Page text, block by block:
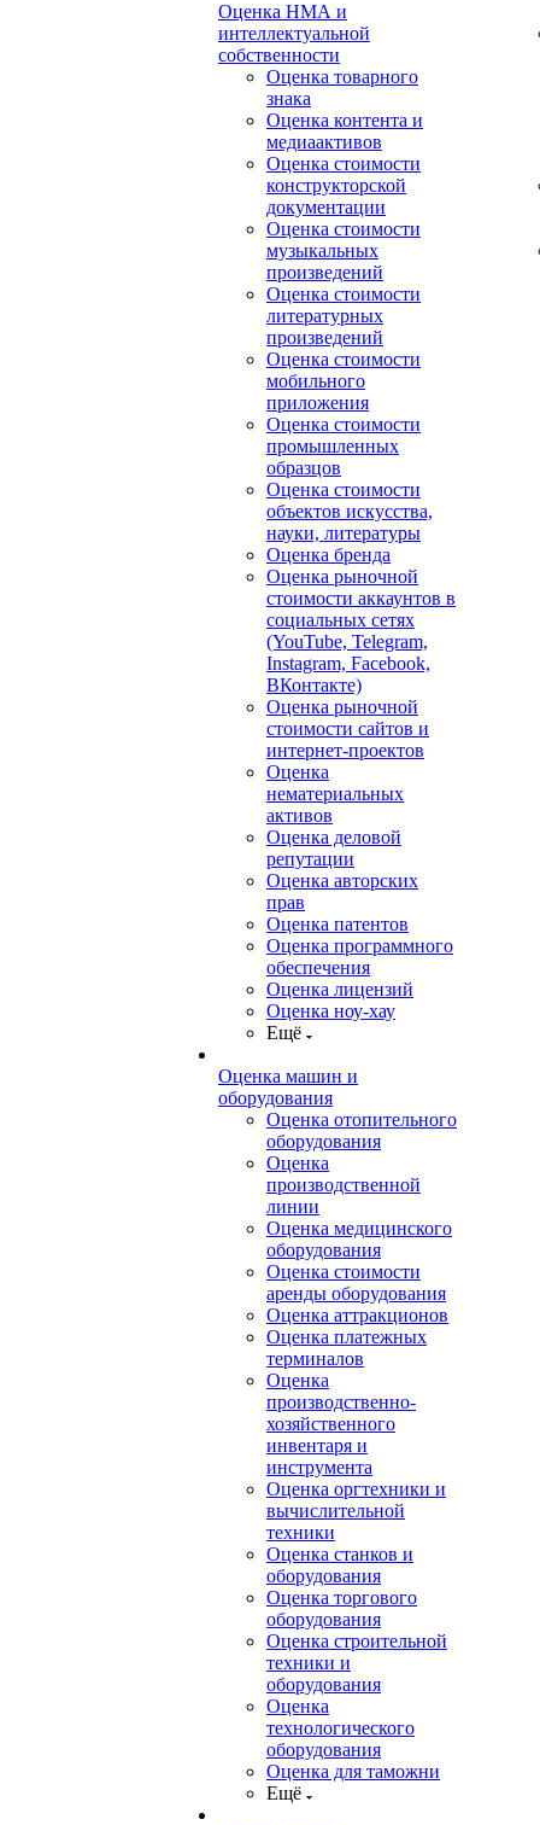
Оценка НМА и
интеллектуальной
собственности
Оценка товарного
знака
Оценка контента и
медиаактивов
Оценка стоимости
конструкторской
документации
Оценка стоимости
музыкальных
произведений
Оценка стоимости
литературных
произведений
Оценка стоимости
мобильного
приложения
Оценка стоимости
промышленных
образцов
Оценка стоимости
объектов искусства,
науки, литературы
Оценка бренда
Оценка рыночной
стоимости аккаунтов в
социальных сетях
(YouTube, Telegram,
Instagram, Facebook,
ВКонтакте)
Оценка рыночной
стоимости сайтов и
интернет-проектов
Оценка
нематериальных
активов
Оценка деловой
репутации
Оценка авторских
прав
Оценка патентов
Оценка программного
обеспечения
Оценка лицензий
Оценка ноу-хау
Ещё
Оценка машин и
оборудования
Оценка отопительного
оборудования
Оценка
производственной
линии
Оценка медицинского
оборудования
Оценка стоимости
аренды оборудования
Оценка аттракционов
Оценка платежных
терминалов
Оценка
производственно-
хозяйственного
инвентаря и
инструмента
Оценка оргтехники и
вычислительной
техники
Оценка станков и
оборудования
Оценка торгового
оборудования
Оценка строительной
техники и
оборудования
Оценка
технологического
оборудования
Оценка для таможни
Ещё